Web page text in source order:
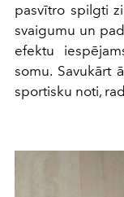
pasvītro spilgti
svaigumu un
efektu
somu. Savukārt
sportisku noti,